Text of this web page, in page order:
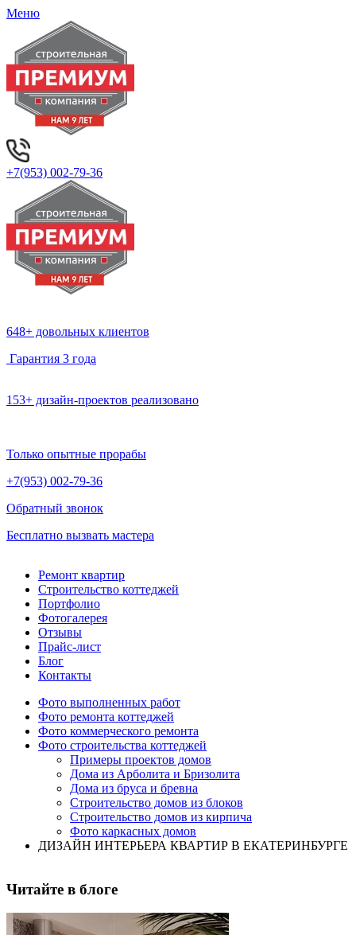
Меню
+7(953) 002-79-36
648+ довольных клиентов
Гарантия 3 года
153+ дизайн-проектов реализовано
Только опытные прорабы
+7(953) 002-79-36
Обратный звонок
Бесплатно вызвать мастера
Ремонт квартир
Строительство коттеджей
Портфолио
Фотогалерея
Отзывы
Прайс-лист
Блог
Контакты
Фото выполненных работ
Фото ремонта коттеджей
Фото коммерческого ремонта
Фото строительства коттеджей
Примеры проектов домов
Дома из Арболита и Бризолита
Дома из бруса и бревна
Строительство домов из блоков
Строительство домов из кирпича
Фото каркасных домов
ДИЗАЙН ИНТЕРЬЕРА КВАРТИР В ЕКАТЕРИНБУРГЕ
Читайте в блоге